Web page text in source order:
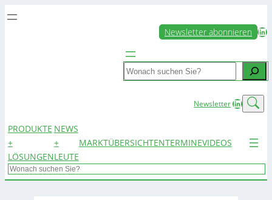
Newsletter abonnieren LinkedIn
Search
NewsletterLinkedIn
PRODUKTE
+
LÖSUNGEN
NEWS
+
LEUTE
MARKTÜBERSICHTENTERMINEVIDEOS
Search